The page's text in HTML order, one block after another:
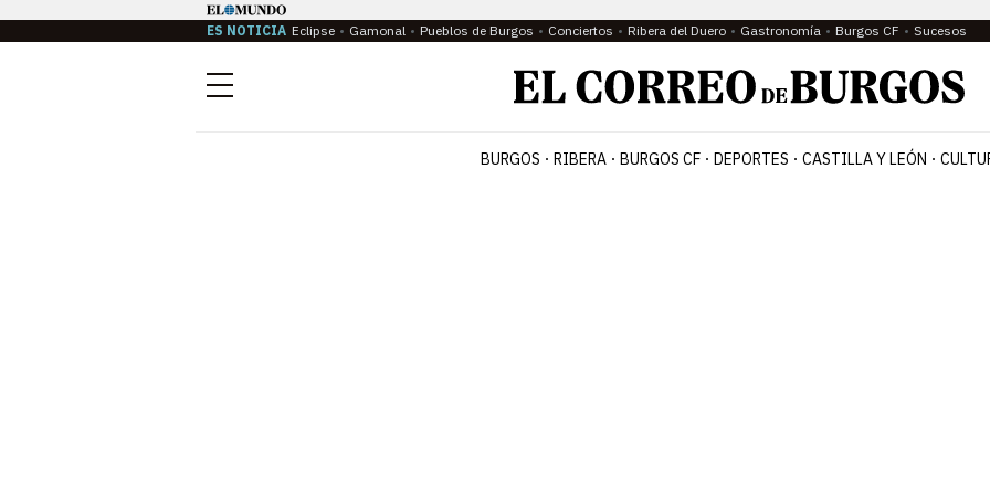
ES NOTICIA Eclipse Gamonal Pueblos de Burgos Conciertos Ribera del Duero Gastronomía Burgos CF Sucesos
Menú
BURGOS RIBERA BURGOS CF DEPORTES CASTILLA Y LEÓN